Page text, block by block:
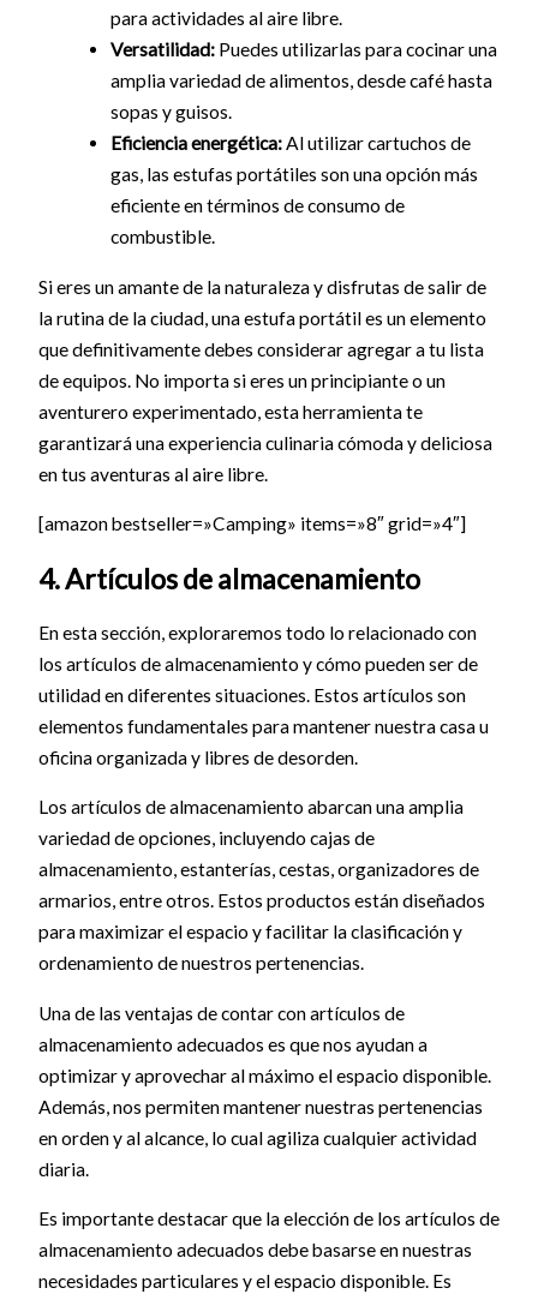
para actividades al aire libre.
Versatilidad:Puedes utilizarlas para cocinar una
amplia variedad de alimentos, desde café hasta
sopas y guisos.
Eficiencia energética:Al utilizar cartuchos de
gas, las estufas portátiles son una opción más
eficiente en términos de consumo de
combustible.
Si eres un amante de la naturaleza y disfrutas de salir de
la rutina de la ciudad, una estufa portátil es un elemento
que definitivamente debes considerar agregar a tu lista
de equipos. No importa si eres un principiante o un
aventurero experimentado, esta herramienta te
garantizará una experiencia culinaria cómoda y deliciosa
en tus aventuras al aire libre.
[amazon bestseller=»Camping» items=»8″ grid=»4″]
4. Artículos de almacenamiento
En esta sección, exploraremos todo lo relacionado con
los artículos de almacenamiento y cómo pueden ser de
utilidad en diferentes situaciones. Estos artículos son
elementos fundamentales para mantener nuestra casa u
oficina organizada y libres de desorden.
Los artículos de almacenamiento abarcan una amplia
variedad de opciones, incluyendo cajas de
almacenamiento, estanterías, cestas, organizadores de
armarios, entre otros. Estos productos están diseñados
para maximizar el espacio y facilitar la clasificación y
ordenamiento de nuestros pertenencias.
Una de las ventajas de contar con artículos de
almacenamiento adecuados es que nos ayudan a
optimizar y aprovechar al máximo el espacio disponible.
Además, nos permiten mantener nuestras pertenencias
en orden y al alcance, lo cual agiliza cualquier actividad
diaria.
Es importante destacar que la elección de los artículos de
almacenamiento adecuados debe basarse en nuestras
necesidades particulares y el espacio disponible. Es